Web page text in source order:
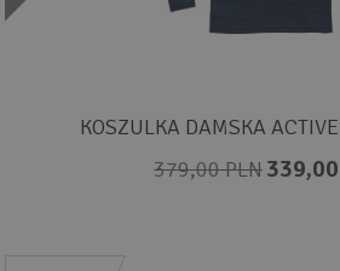
KOSZULKA DAMSKA
379,00 PLN